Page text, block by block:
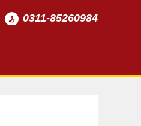
0311-85260984